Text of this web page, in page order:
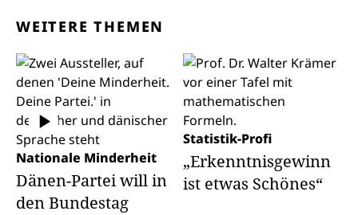
WEITERE THEMEN
Nationale Minderheit
Dänen-Partei will in
den Bundestag
Statistik-Profi
„Erkenntnisgewinn
ist etwas Schönes“